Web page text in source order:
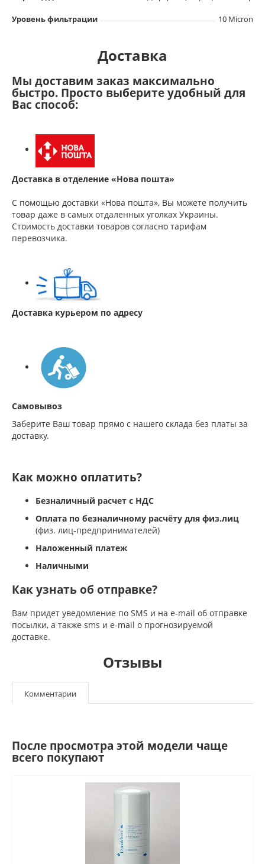
Уровень фильтрации 10 Micron
Доставка
Мы доставим заказ максимально
быстро. Просто выберите удобный для
Вас способ:
Доставка в отделение «Нова пошта»
С помощью доставки «Нова пошта», Вы можете получить
товар даже в самых отдаленных уголках Украины.
Стоимость доставки товаров согласно тарифам
перевозчика.
Доставка курьером по адресу
Самовывоз
Заберите Ваш товар прямо с нашего склада без платы за
доставку.
Как можно оплатить?
Безналичный расчет с НДС
Оплата по безналичному расчёту для физ.лиц
(физ. лиц-предпринимателей)
Наложенный платеж
Наличными
Как узнать об отправке?
Вам придет уведомление по SMS и на e-mail об отправке
посылки, а также sms и e-mail о прогнозируемой
доставке.
Отзывы
Комментарии
После просмотра этой модели чаще
всего покупают